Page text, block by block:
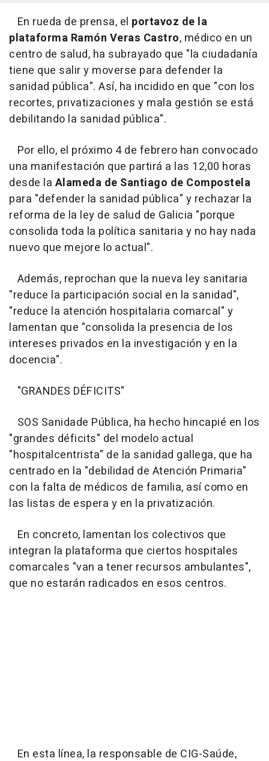
En rueda de prensa, el portavoz de la
plataforma Ramón Veras Castro, médico en un
centro de salud, ha subrayado que "la ciudadanía
tiene que salir y moverse para defender la
sanidad pública". Así, ha incidido en que "con los
recortes, privatizaciones y mala gestión se está
debilitando la sanidad pública".
Por ello, el próximo 4 de febrero han convocado
una manifestación que partirá a las 12,00 horas
desde la Alameda de Santiago de Compostela
para "defender la sanidad pública" y rechazar la
reforma de la ley de salud de Galicia "porque
consolida toda la política sanitaria y no hay nada
nuevo que mejore lo actual".
Además, reprochan que la nueva ley sanitaria
"reduce la participación social en la sanidad",
"reduce la atención hospitalaria comarcal" y
lamentan que "consolida la presencia de los
intereses privados en la investigación y en la
docencia".
"GRANDES DÉFICITS"
SOS Sanidade Pública, ha hecho hincapié en los
"grandes déficits" del modelo actual
"hospitalcentrista" de la sanidad gallega, que ha
centrado en la "debilidad de Atención Primaria"
con la falta de médicos de familia, así como en
las listas de espera y en la privatización.
En concreto, lamentan los colectivos que
integran la plataforma que ciertos hospitales
comarcales "van a tener recursos ambulantes",
que no estarán radicados en esos centros.
En esta línea, la responsable de CIG-Saúde,